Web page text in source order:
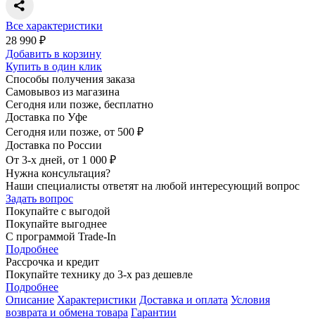
Все характеристики
28 990 ₽
Добавить в корзину
Купить в один клик
Способы получения заказа
Самовывоз из магазина
Сегодня или позже, бесплатно
Доставка по Уфе
Сегодня или позже, от 500 ₽
Доставка по России
От 3-х дней, от 1 000 ₽
Нужна консультация?
Наши специалисты ответят на любой интересующий вопрос
Задать вопрос
Покупайте с выгодой
Покупайте выгоднее
С программой Trade-In
Подробнее
Рассрочка и кредит
Покупайте технику до 3-х раз дешевле
Подробнее
Описание Характеристики Доставка и оплата Условия
возврата и обмена товара Гарантии